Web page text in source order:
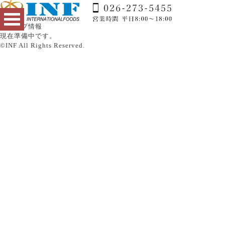
グループ情報
現在準備中です。
©INF All Rights Reserved.